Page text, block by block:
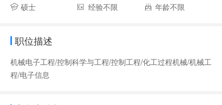
硕士
经验不限 年龄不限
职位描述
机械电子工程/控制科学与工程/控制工程/化工过程机械/机械工
程/电子信息